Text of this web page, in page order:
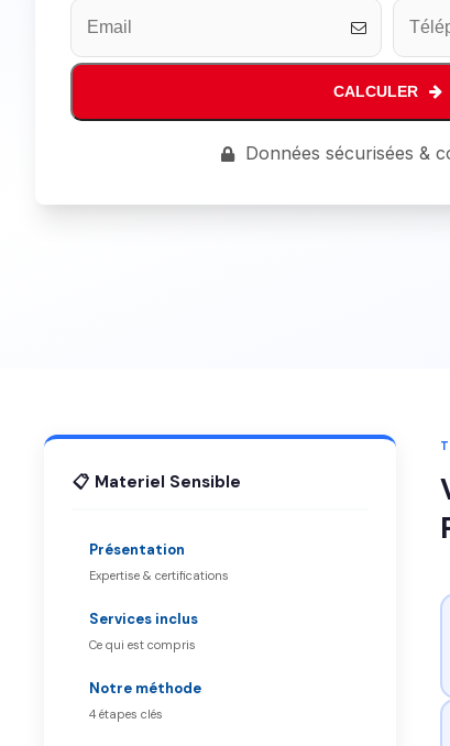
CALCULER
Données sécurisées &
📋 Materiel Sensible
Présentation
Expertise & certifications
Services inclus
Ce qui est compris
Notre méthode
4 étapes clés